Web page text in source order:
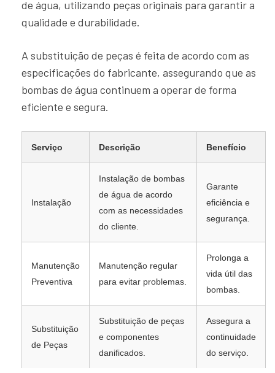
de água, utilizando peças originais para garantir a
qualidade e durabilidade.
A substituição de peças é feita de acordo com as
especificações do fabricante, assegurando que as
bombas de água continuem a operar de forma
eficiente e segura.
Serviço Descrição Benefício
Instalação
Instalação de bombas
de água de acordo
com as necessidades
do cliente.
Garante
eficiência e
segurança.
Manutenção
Preventiva
Manutenção regular
para evitar problemas.
Prolonga a
vida útil das
bombas.
Substituição
de Peças
Substituição de peças
e componentes
danificados.
Assegura a
continuidade
do serviço.